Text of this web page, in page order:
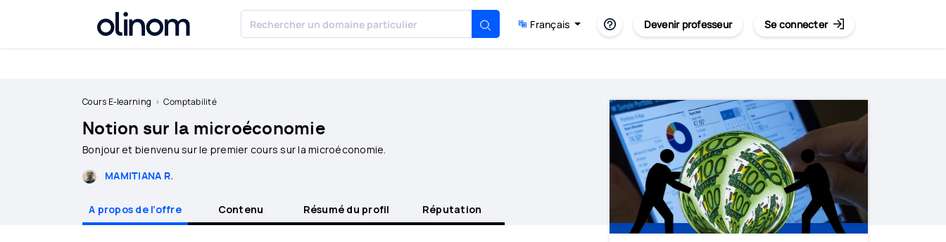
Français Devenir professeur Se connecter
Cours E-learning Comptabilité
Notion sur la microéconomie
Bonjour et bienvenu sur le premier cours sur la microéconomie.
MAMITIANA R.
A propos de l’offre Contenu Résumé du profil Réputation
Olinom™ respecte votre vie privée